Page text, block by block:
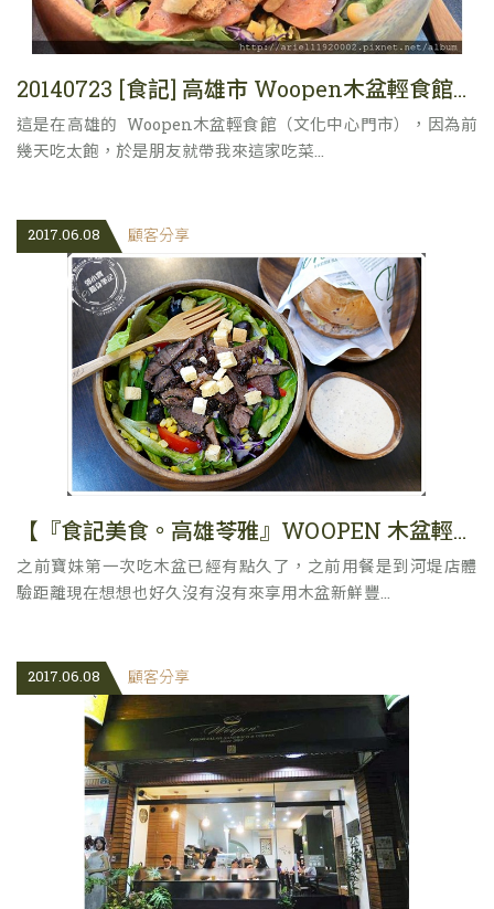
20140723 [食記] 高雄市 Woopen木盆輕食館（文化中心門市）
這是在高雄的 Woopen木盆輕食館（文化中心門市），因為前
幾天吃太飽，於是朋友就帶我來這家吃菜...
2017.06.08 顧客分享
【『食記美食。高雄苓雅』WOOPEN 木盆輕食館 文化店|新鮮時蔬沙拉無負擔最佳選擇|超大的臉盆沙拉超有分量| 2016.11.20 】
之前寶妹第一次吃木盆已經有點久了，之前用餐是到河堤店體
驗距離現在想想也好久沒有沒有來享用木盆新鮮豐...
2017.06.08 顧客分享